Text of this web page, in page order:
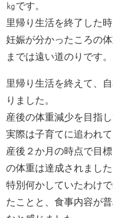
㎏です。
里帰り生活を終了した
妊娠が分かったころの
までは遠い道のりです。
里帰り生活を終えて、
りました。
産後の体重減少を目指
実際は子育てに追われ
産後２か月の時点で目
の体重は達成されました
特別何かしていたわけ
たことと、食事内容が